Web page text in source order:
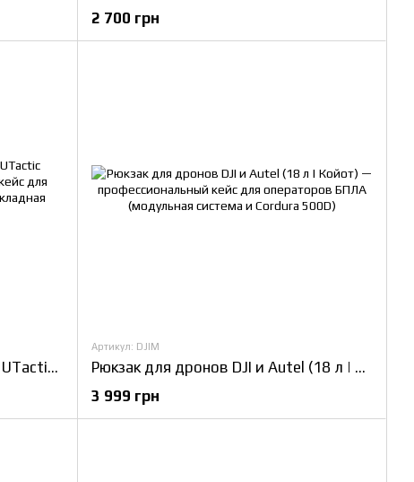
2 700 грн
Сумка-рюкзак для FPV дронов UTactic FPVpack 10" (Койот) — модульный кейс для экипажей БПЛА (Cordura 1000D и складная конструкция)
Артикул: DJIM
Рюкзак для дронов DJI и Autel (18 л | Койот) — профессиональный кейс для операторов БПЛА (модульная система и Cordura 500D)
3 999 грн